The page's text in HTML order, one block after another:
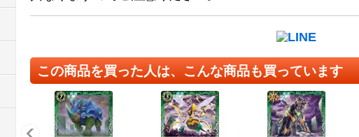
この商品を買った人は、こんな商品も買っています